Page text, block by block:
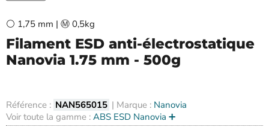
⚪ 1,75 mm | Ⓜ️ 0,5kg
Filament ESD anti-électrostatique
Nanovia 1.75 mm - 500g
Référence : NAN565015 | Marque : Nanovia
Voir toute la gamme : ABS ESD Nanovia ➕